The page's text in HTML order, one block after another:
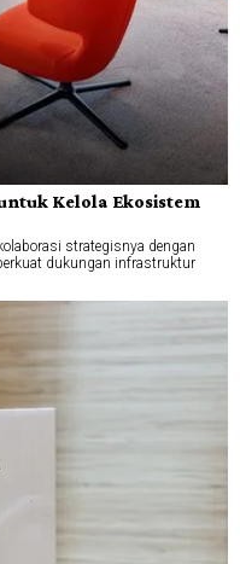
Kelola Ekosistem
strategisnya dengan
dukungan infrastruktur